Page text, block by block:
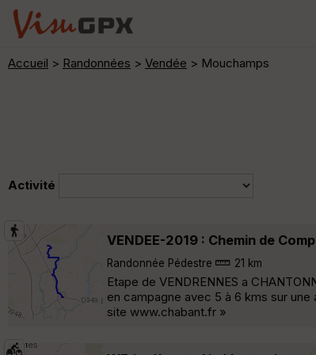
Accueil > Randonnées > Vendée > Mouchamps
Activité
VENDEE-2019 : Chemin de
Randonnée Pédestre 21 km
Etape de VENDRENNES a
en campagne avec 5 à 6 kms sur
site www.chabant.fr »